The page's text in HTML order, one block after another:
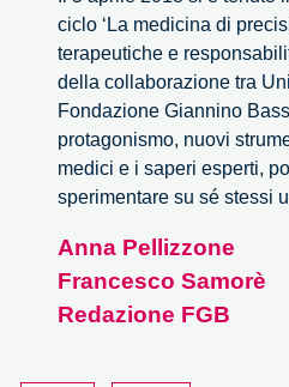
ciclo ‘La medicina di
terapeutiche e
della collaborazione tra
Fondazione Giannino
protagonismo, nuovi
medici e i saperi esperti,
sperimentare su sé stessi
Anna Pellizzone
Francesco Samorè
Redazione FGB